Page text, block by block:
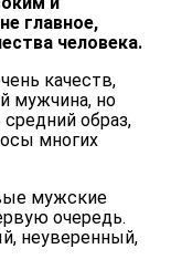
главное,
человека.
качеств,
мужчина, но
образ,
многих
мужские
очередь.
неуверенный,